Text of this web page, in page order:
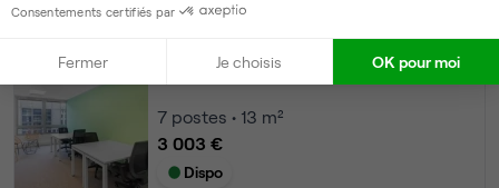
Autres bureaux de cet espace :
Bureau privé• 1er étage
7 postes • 13 m²
3 003 €
Dispo
Consentements certifiés par
Fermer Je choisis OK pour moi